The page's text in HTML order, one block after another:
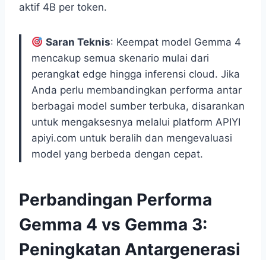
aktif 4B per token.
Saran Teknis: Keempat model Gemma 4
mencakup semua skenario mulai dari
perangkat edge hingga inferensi cloud. Jika
Anda perlu membandingkan performa antar
berbagai model sumber terbuka, disarankan
untuk mengaksesnya melalui platform APIYI
apiyi.com untuk beralih dan mengevaluasi
model yang berbeda dengan cepat.
Perbandingan Performa
Gemma 4 vs Gemma 3:
Peningkatan Antargenerasi